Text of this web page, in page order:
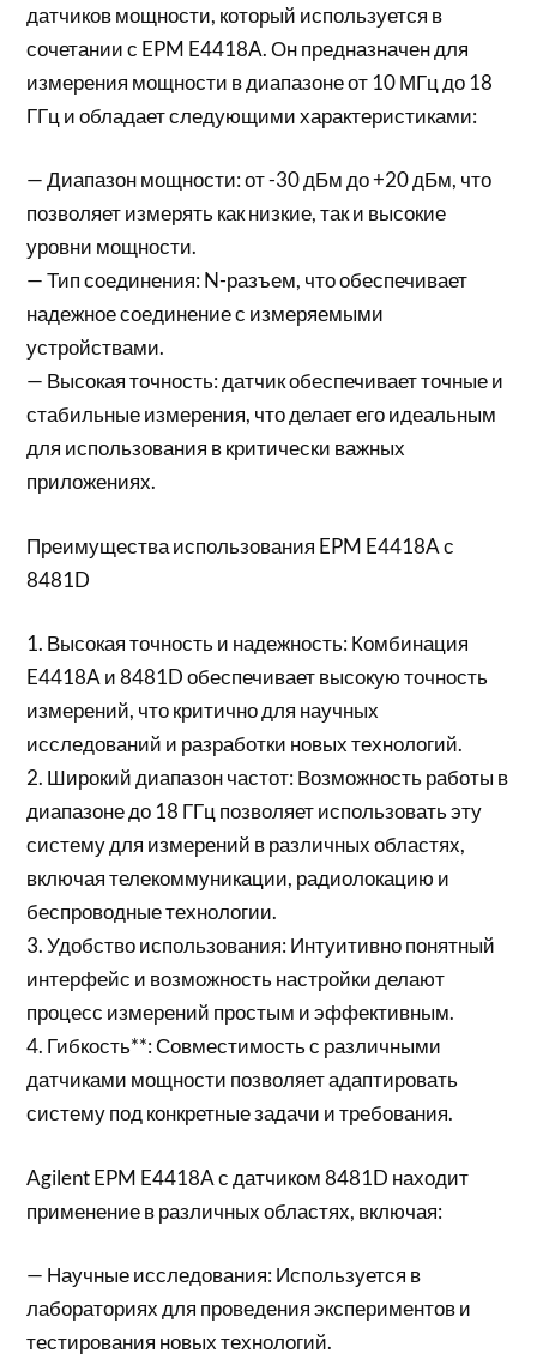
датчиков мощности, который используется в
сочетании с EPM E4418A. Он предназначен для
измерения мощности в диапазоне от 10 МГц до 18
ГГц и обладает следующими характеристиками:
— Диапазон мощности: от -30 дБм до +20 дБм, что
позволяет измерять как низкие, так и высокие
уровни мощности.
— Тип соединения: N-разъем, что обеспечивает
надежное соединение с измеряемыми
устройствами.
— Высокая точность: датчик обеспечивает точные и
стабильные измерения, что делает его идеальным
для использования в критически важных
приложениях.
Преимущества использования EPM E4418A с
8481D
1. Высокая точность и надежность: Комбинация
E4418A и 8481D обеспечивает высокую точность
измерений, что критично для научных
исследований и разработки новых технологий.
2. Широкий диапазон частот: Возможность работы в
диапазоне до 18 ГГц позволяет использовать эту
систему для измерений в различных областях,
включая телекоммуникации, радиолокацию и
беспроводные технологии.
3. Удобство использования: Интуитивно понятный
интерфейс и возможность настройки делают
процесс измерений простым и эффективным.
4. Гибкость**: Совместимость с различными
датчиками мощности позволяет адаптировать
систему под конкретные задачи и требования.
Agilent EPM E4418A с датчиком 8481D находит
применение в различных областях, включая:
— Научные исследования: Используется в
лабораториях для проведения экспериментов и
тестирования новых технологий.